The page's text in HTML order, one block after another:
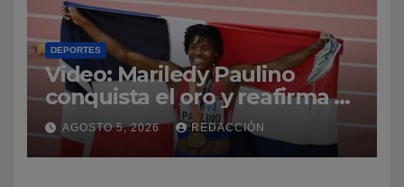
DEPORTES
Video: Mariledy Paulino
conquista el oro y reafirma su
dominio en el atletismo
AGOSTO 5, 2026 REDACCIÓN